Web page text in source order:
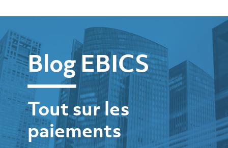
Blog EBICS
Tout sur les
paiements